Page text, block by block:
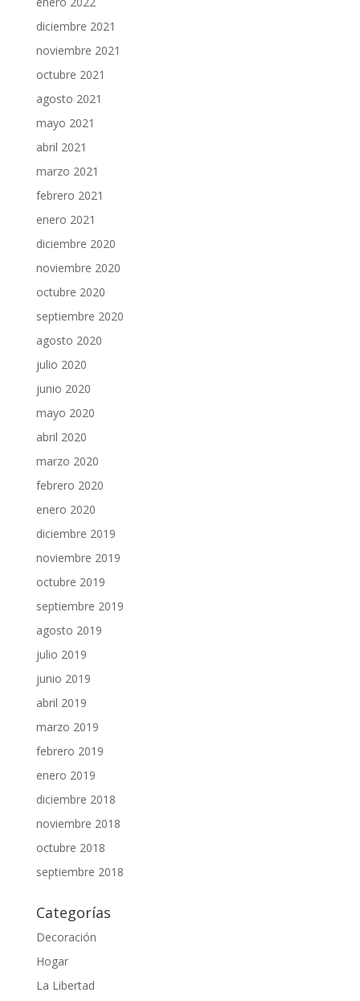
diciembre 2021
noviembre 2021
octubre 2021
agosto 2021
mayo 2021
abril 2021
marzo 2021
febrero 2021
enero 2021
diciembre 2020
noviembre 2020
octubre 2020
septiembre 2020
agosto 2020
julio 2020
junio 2020
mayo 2020
abril 2020
marzo 2020
febrero 2020
enero 2020
diciembre 2019
noviembre 2019
octubre 2019
septiembre 2019
agosto 2019
julio 2019
junio 2019
abril 2019
marzo 2019
febrero 2019
enero 2019
diciembre 2018
noviembre 2018
octubre 2018
septiembre 2018
Categorías
Decoración
Hogar
La Libertad